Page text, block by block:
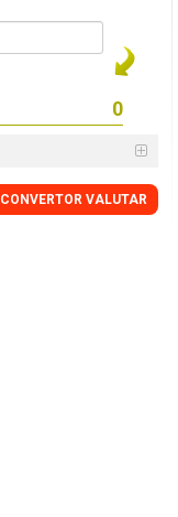
CONVERTOR VALUTAR